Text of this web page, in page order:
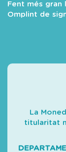
Fent més gran
Omplint de
La
titularitat